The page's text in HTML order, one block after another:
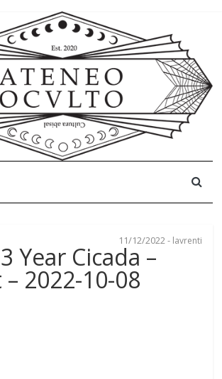
11/12/2022 - lavrenti
Year Cicada –
2022-10-08